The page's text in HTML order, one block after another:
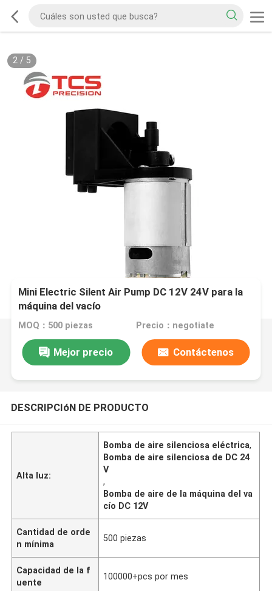
2/ 5
Mini Electric Silent Air Pump DC 12V 24V para la
máquina del vacío
MOQ：500 piezas Precio：negotiate
Mejor precio Contáctenos
DESCRIPCIóN DE PRODUCTO
Alta luz:
Bomba de aire silenciosa eléctrica,
Bomba de aire silenciosa de DC 24
V
,
Bomba de aire de la máquina del va
cío DC 12V
Cantidad de orde
n mínima
500 piezas
Capacidad de la f
uente
100000+pcs por mes